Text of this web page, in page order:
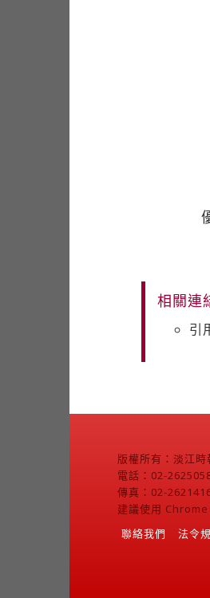
相關連
引
版權所有：淡江
電話：02-
傳真：02-
建議使用
聯絡我們
法令